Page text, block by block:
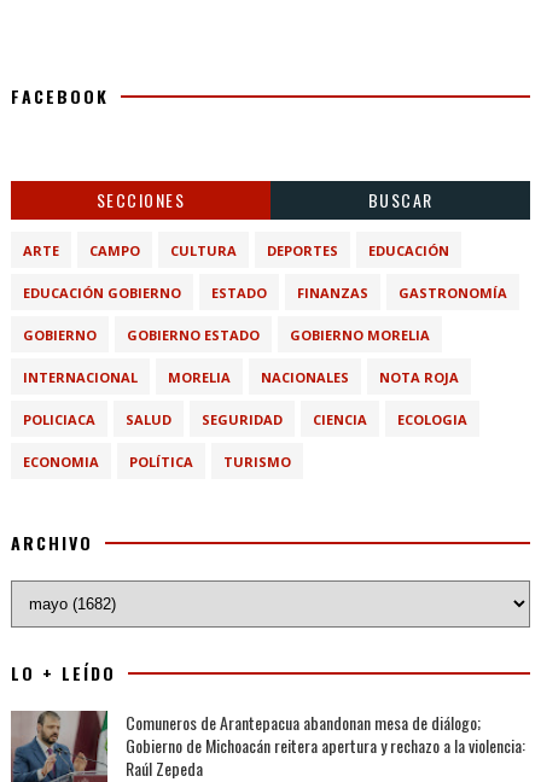
FACEBOOK
SECCIONES BUSCAR
ARTE CAMPO CULTURA DEPORTES EDUCACIÓN
EDUCACIÓN GOBIERNO ESTADO FINANZAS GASTRONOMÍA
GOBIERNO GOBIERNO ESTADO GOBIERNO MORELIA
INTERNACIONAL MORELIA NACIONALES NOTA ROJA
POLICIACA SALUD SEGURIDAD CIENCIA ECOLOGIA
ECONOMIA POLÍTICA TURISMO
ARCHIVO
LO + LEÍDO
Comuneros de Arantepacua abandonan mesa de diálogo;
Gobierno de Michoacán reitera apertura y rechazo a la violencia:
Raúl Zepeda